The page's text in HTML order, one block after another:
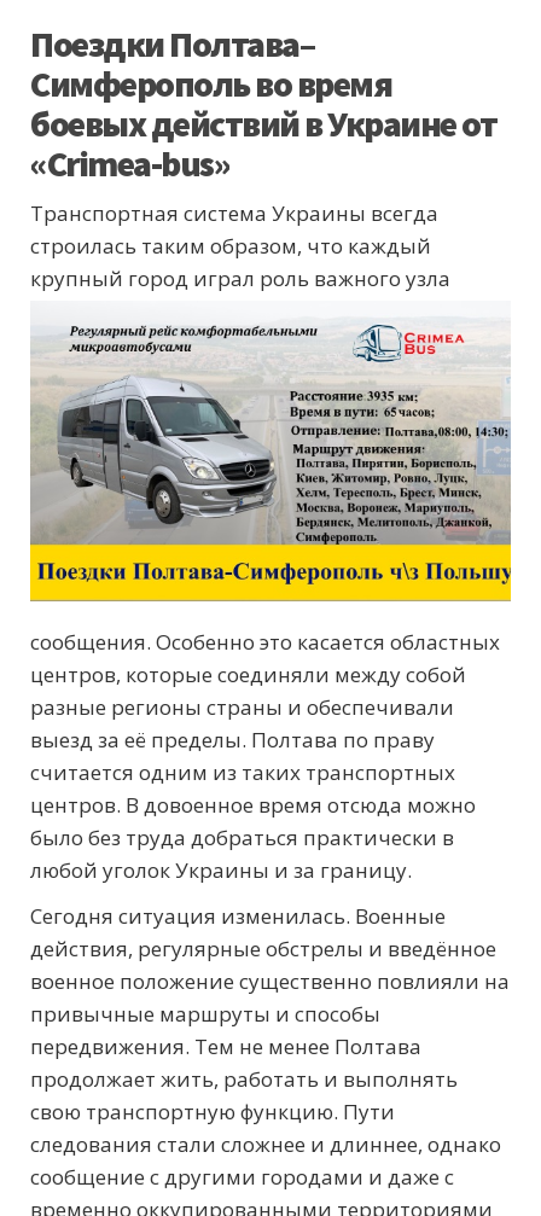
Поездки Полтава–
Симферополь во время
боевых действий в Украине от
«Crimea-bus»
Транспортная система Украины всегда
строилась таким образом, что каждый
крупный город играл роль важного узла
сообщения. Особенно это касается областных
центров, которые соединяли между собой
разные регионы страны и обеспечивали
выезд за её пределы. Полтава по праву
считается одним из таких транспортных
центров. В довоенное время отсюда можно
было без труда добраться практически в
любой уголок Украины и за границу.
Сегодня ситуация изменилась. Военные
действия, регулярные обстрелы и введённое
военное положение существенно повлияли на
привычные маршруты и способы
передвижения. Тем не менее Полтава
продолжает жить, работать и выполнять
свою транспортную функцию. Пути
следования стали сложнее и длиннее, однако
сообщение с другими городами и даже с
временно оккупированными территориями